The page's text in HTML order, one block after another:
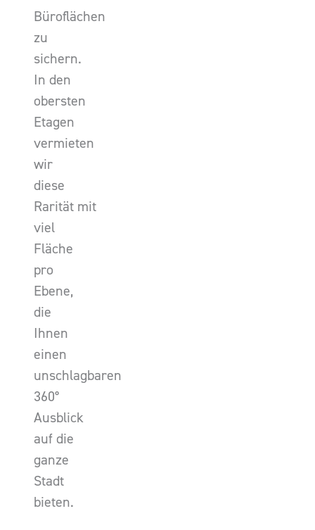
Büroflächen
zu
sichern.
In den
obersten
Etagen
vermieten
wir
diese
Rarität mit
viel
Fläche
pro
Ebene,
die
Ihnen
einen
unschlagbaren
360°
Ausblick
auf die
ganze
Stadt
bieten.